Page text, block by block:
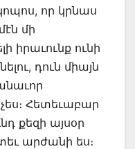
որ կրնաս
մի
իրաւունք ունի
դուն միայն
Հետեւաբար
քեզի այսօր
արժանի ես։